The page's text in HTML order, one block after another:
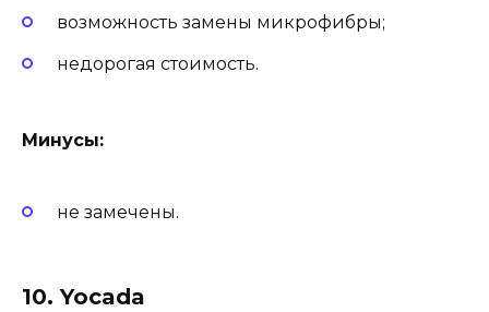
возможность замены микрофибры;
недорогая стоимость.
Минусы:
не замечены.
10. Yocada